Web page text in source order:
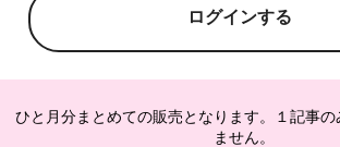
ログインする
ひと月分まとめての販売となります。１記事
ません。